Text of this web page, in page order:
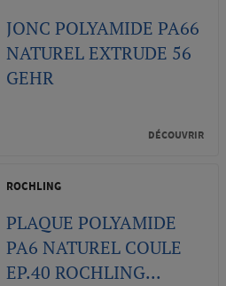
JONC POLYAMIDE PA66
NATUREL EXTRUDE 56
GEHR
DÉCOUVRIR
ROCHLING
PLAQUE POLYAMIDE
PA6 NATUREL COULE
EP.40 ROCHLING...